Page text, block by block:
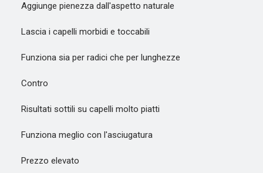
Aggiunge pienezza dall'aspetto naturale
Lascia i capelli morbidi e toccabili
Funziona sia per radici che per lunghezze
Contro
Risultati sottili su capelli molto piatti
Funziona meglio con l'asciugatura
Prezzo elevato